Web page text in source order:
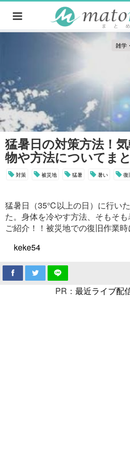
雑学
猛暑日の対策方法！
物や方法についてま
対策 被災地 猛暑 暑い 復
猛暑日（35℃以上の日）に行い
た。身体を冷やす方法、そもそ
ご紹介！！被災地での復旧作業
keke54
PR： 最近ライブ配